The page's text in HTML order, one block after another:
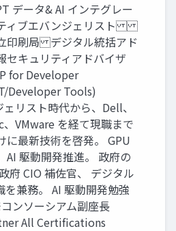
データ& AI インテグレー
ィブエバンジェリスト
印刷局 デジタル統括アド
セキュリティアドバイザ
for Developer
Developer Tools)
リスト時代から、Dell、
VMware を経て現職まで
に最新技術を啓発。 GPU
AI 駆動開発推進。 政府の
府 CIO 補佐官、 デジタル
を兼務。 AI 駆動開発勉強
ンソーシアム副座長
All Certifications